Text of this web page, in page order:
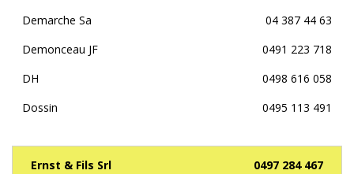
Demarche Sa
04 387 44 63
Demonceau JF
0491 223 718
DH
0498 616 058
Dossin
0495 113 491
Ernst & Fils Srl 0497 284 467